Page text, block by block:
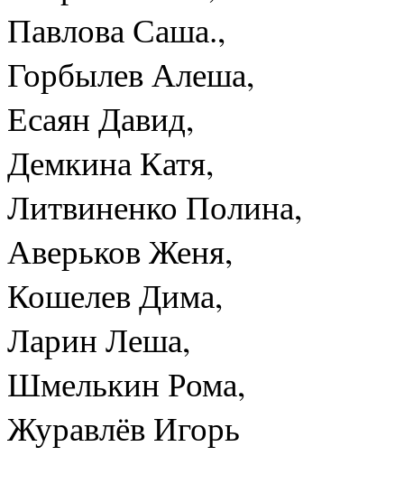
Павлова Саша.,
Горбылев Алеша,
Есаян Давид,
Демкина Катя,
Литвиненко Полина,
Аверьков Женя,
Кошелев Дима,
Ларин Леша,
Шмелькин Рома,
Журавлёв Игорь